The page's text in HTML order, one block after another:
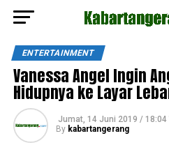
ENTERTAINMENT
Vanessa Angel Ingin
Hidupnya ke Layar
Jumat, 14 Juni 2019 / 18:04
By kabartangerang